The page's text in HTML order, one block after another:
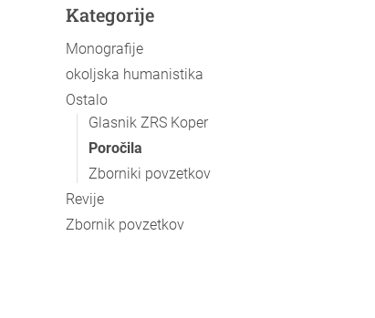
Kategorije
Monografije
okoljska humanistika
Ostalo
Glasnik ZRS Koper
Poročila
Zborniki povzetkov
Revije
Zbornik povzetkov